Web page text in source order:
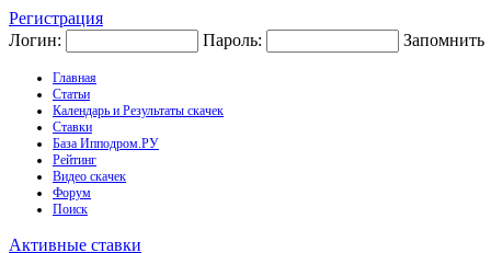
Регистрация
Логин:
Пароль: Запомнить
Главная
Статьи
Календарь и Результаты скачек
Ставки
База Ипподром.РУ
Рейтинг
Видео скачек
Форум
Поиск
Активные ставки